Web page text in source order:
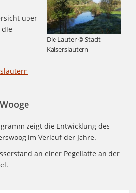
Die Lauter © Stadt
Kaiserslautern
über
die
zeigt die Entwicklung des
im Verlauf der Jahre.
an einer Pegellatte an der